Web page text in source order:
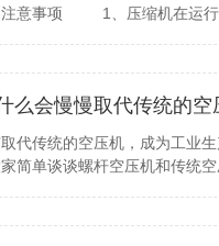
注意事项 1、压缩机在运行
么会慢慢取代传统的
代传统的空压机，成为工业
简单谈谈螺杆空压机和传统空